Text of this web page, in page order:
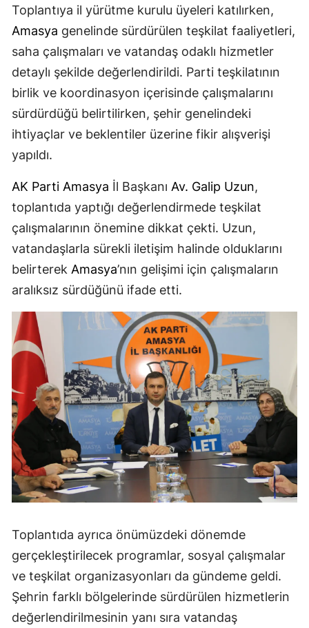
Toplantıya il yürütme kurulu üyeleri katılırken,
Amasya genelinde sürdürülen teşkilat faaliyetleri,
saha çalışmaları ve vatandaş odaklı hizmetler
detaylı şekilde değerlendirildi. Parti teşkilatının
birlik ve koordinasyon içerisinde çalışmalarını
sürdürdüğü belirtilirken, şehir genelindeki
ihtiyaçlar ve beklentiler üzerine fikir alışverişi
yapıldı.
AK Parti Amasya İl Başkanı Av. Galip Uzun,
toplantıda yaptığı değerlendirmede teşkilat
çalışmalarının önemine dikkat çekti. Uzun,
vatandaşlarla sürekli iletişim halinde olduklarını
belirterek Amasya’nın gelişimi için çalışmaların
aralıksız sürdüğünü ifade etti.
Toplantıda ayrıca önümüzdeki dönemde
gerçekleştirilecek programlar, sosyal çalışmalar
ve teşkilat organizasyonları da gündeme geldi.
Şehrin farklı bölgelerinde sürdürülen hizmetlerin
değerlendirilmesinin yanı sıra vatandaş